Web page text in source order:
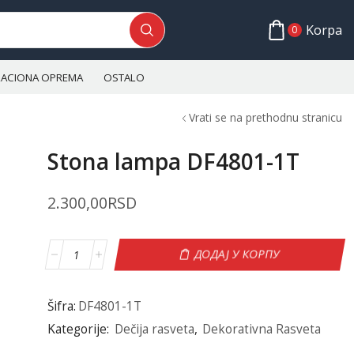
0 Korpa
OPREMA OSTALO
Vrati se na prethodnu stranicu
Stona lampa DF4801-1T
2.300,00RSD
ДОДАЈ У КОРПУ
Šifra: DF4801-1T
Kategorije: Dečija rasveta, Dekorativna Rasveta